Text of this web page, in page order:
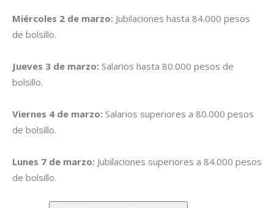
Miércoles 2 de marzo: Jubilaciones hasta 84.000 pesos
de bolsillo.
Jueves 3 de marzo: Salarios hasta 80.000 pesos de
bolsillo.
Viernes 4 de marzo: Salarios superiores a 80.000 pesos
de bolsillo.
Lunes 7 de marzo: Jubilaciones superiores a 84.000 pesos
de bolsillo.